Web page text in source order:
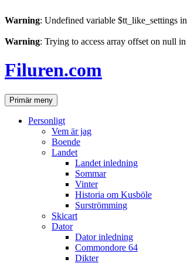
Warning: Undefined variable $tt_like_settings in
Warning: Trying to access array offset on null in
till
innehåll
Filuren.com
SökPrimär meny
Personligt
Vem är jag
Boende
Landet
Landet inledning
Sommar
Vinter
Historia om Kusböle
Surströmming
Skicart
Dator
Dator inledning
Commondore 64
Dikter